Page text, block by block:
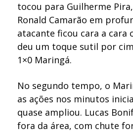
tocou para Guilherme
Ronald Camarão em
atacante ficou cara a cara
deu um toque sutil por
1×0 Maringá.
No segundo tempo, o
as ações nos minutos
quase ampliou. Lucas
fora da área, com chute